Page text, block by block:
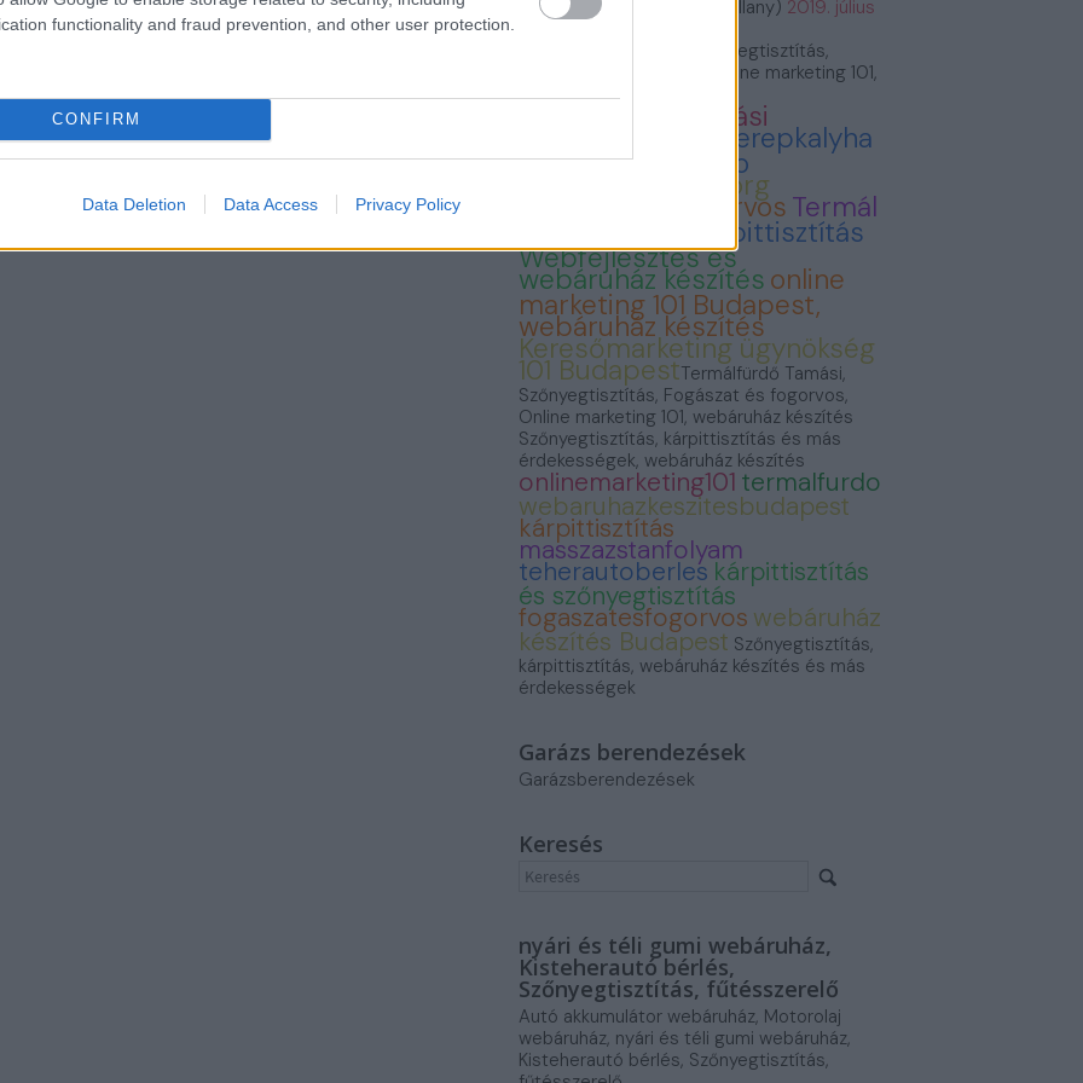
functionality and fraud prevention, and other user protection.
CONFIRM
Data Deletion Data Access Privacy Policy
— VillámVillany (@villam_villany) 2019. július
Termálfürdő Tamási, Szőnyegtisztítás,
Fogászat és fogorvos, Online marketing 101,
webáruház készítés
Termálfürdő Tamási
Cserepkalyha
Kemence Kandallo
Szonyegtisztitas.org
Fogászat és fogorvos Termál
Kárpittisztítás
Webfejlesztés és
webáruház készítés online
marketing 101 Budapest,
webáruház készítés
Keresőmarketing ügynökség
101 BudapestTermálfürdő Tamási,
Szőnyegtisztítás, Fogászat és fogorvos,
Online marketing 101, webáruház készítés
Szőnyegtisztítás, kárpittisztítás és más
érdekességek, webáruház készítés
onlinemarketing101 termalfurdo
webaruhazkeszitesbudapest
kárpittisztítás
masszazstanfolyam
teherautoberles kárpittisztítás
és szőnyegtisztítás
fogaszatesfogorvos webáruház
készítés Budapest Szőnyegtisztítás,
kárpittisztítás, webáruház készítés és más
érdekességek
Garázs berendezések
Garázsberendezések
Keresés
nyári és téli gumi webáruház,
Kisteherautó bérlés,
Szőnyegtisztítás, fűtésszerelő
Autó akkumulátor webáruház, Motorolaj
webáruház, nyári és téli gumi webáruház,
Kisteherautó bérlés, Szőnyegtisztítás,